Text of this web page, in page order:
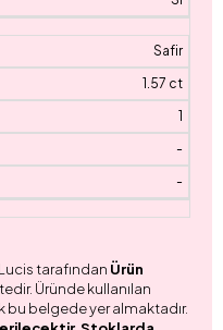
Safir
1.57 ct
1
-
-
tarafından Ürün
Üründe kullanılan
bu belgede yer almaktadır.